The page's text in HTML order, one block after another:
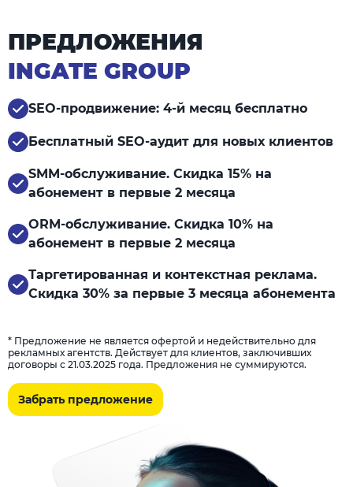
ПРЕДЛОЖЕНИЯ
INGATE GROUP
SEO-продвижение: 4-й месяц бесплатно
Бесплатный SEO-аудит для новых клиентов
SMM-обслуживание. Скидка 15% на
абонемент в первые 2 месяца
ORM-обслуживание. Скидка 10% на
абонемент в первые 2 месяца
Таргетированная и контекстная реклама.
Скидка 30% за первые 3 месяца абонемента
* Предложение не является офертой и недействительно для
рекламных агентств. Действует для клиентов, заключивших
договоры с 21.03.2025 года. Предложения не суммируются.
Забрать предложение